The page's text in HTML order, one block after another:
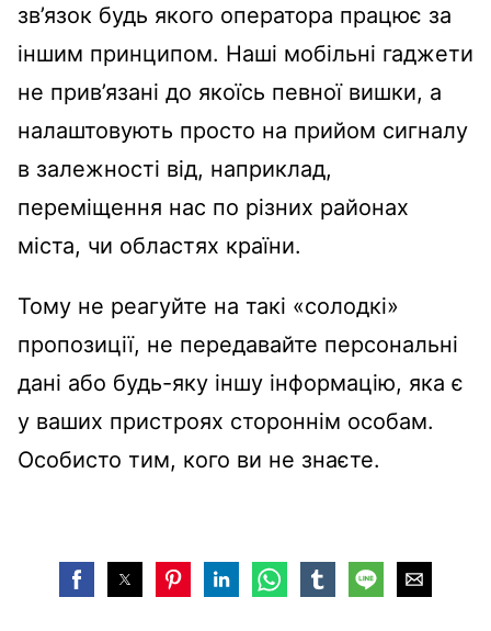
зв’язок будь якого оператора працює за
іншим принципом. Наші мобільні гаджети
не прив’язані до якоїсь певної вишки, а
налаштовують просто на прийом сигналу
в залежності від, наприклад,
переміщення нас по різних районах
міста, чи областях країни.
Тому не реагуйте на такі «солодкі»
пропозиції, не передавайте персональні
дані або будь-яку іншу інформацію, яка є
у ваших пристроях стороннім особам.
Особисто тим, кого ви не знаєте.